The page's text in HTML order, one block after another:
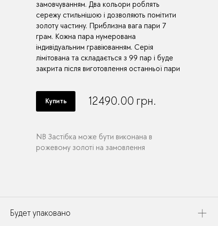
замовчуванням. Два кольори роблять
сережу стильнішою і дозволяють помітити
золоту частину. Приблизна вага пари 7
грам. Кожна пара нумерована
індивідуальним гравіюванням. Серія
лімітована та складається з 99 пар і буде
закрита після виготовлення останньої пари
Купить 12490.00 грн.
NB Застібка може бути виконана в
рожевому золоті на замовлення
Будет упаковано